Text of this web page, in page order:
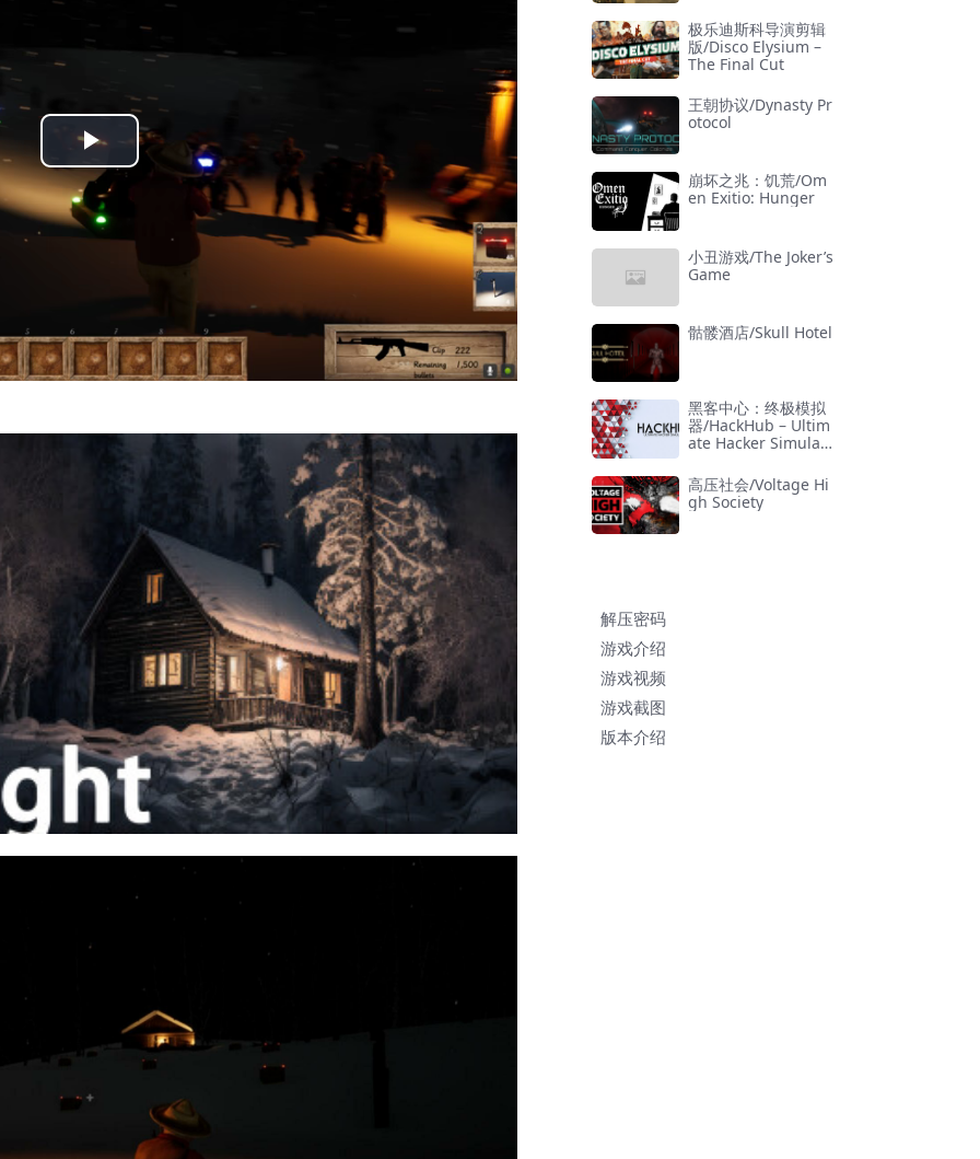
Play
Video
极乐迪斯科导演剪辑
版/Disco Elysium –
The Final Cut
王朝协议/Dynasty Pr
otocol
崩坏之兆：饥荒/Om
en Exitio: Hunger
小丑游戏/The Joker’s
Game
骷髅酒店/Skull Hotel
黑客中心：终极模拟
器/HackHub – Ultim
ate Hacker Simulat
高压社会/Voltage Hi
gh Society
解压密码
游戏介绍
游戏视频
游戏截图
版本介绍